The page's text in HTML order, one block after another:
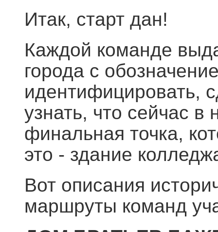
Итак, старт дан!
Каждой команде
города с
идентифицировать,
узнать, что сейчас
финальная точка,
это - здание
Вот описания
маршруты команд